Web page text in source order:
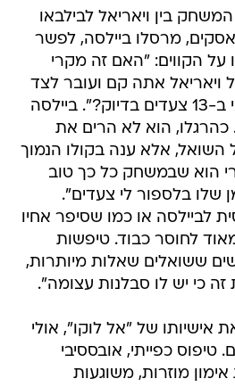
בסיום המשחק בין ויאריאל לבילבאו
מרסלו ביילסה, לפשר
על הקווים: "האם זה מקרי
אתה קם ועובר לצד
השני של האזור הטכני ב-13 צעדים בדיוק?". ביילסה
הוא לא הרים את
אלא ענה בקולו הנמוך
הוא שבמשחק כל כך טוב
שלו בלספור לי צעדים".
לביילסה או כמו שסיפר אחיו
לחוסר כבוד. טיפשות
ששואלים שאלות מיותרות,
כי יש לו סבלנות עצומה".
אישיותו של "אל לוקו", אולי
כפייתי, אובססיבי
אימון מוזרות, משוגעות